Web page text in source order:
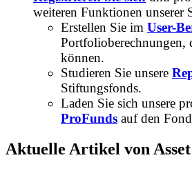
weiteren Funktionen unserer
Erstellen Sie im User-
Portfolioberechnungen,
können.
Studieren Sie unsere
Stiftungsfonds.
Laden Sie sich unsere
ProFunds auf den
Aktuelle Artikel von